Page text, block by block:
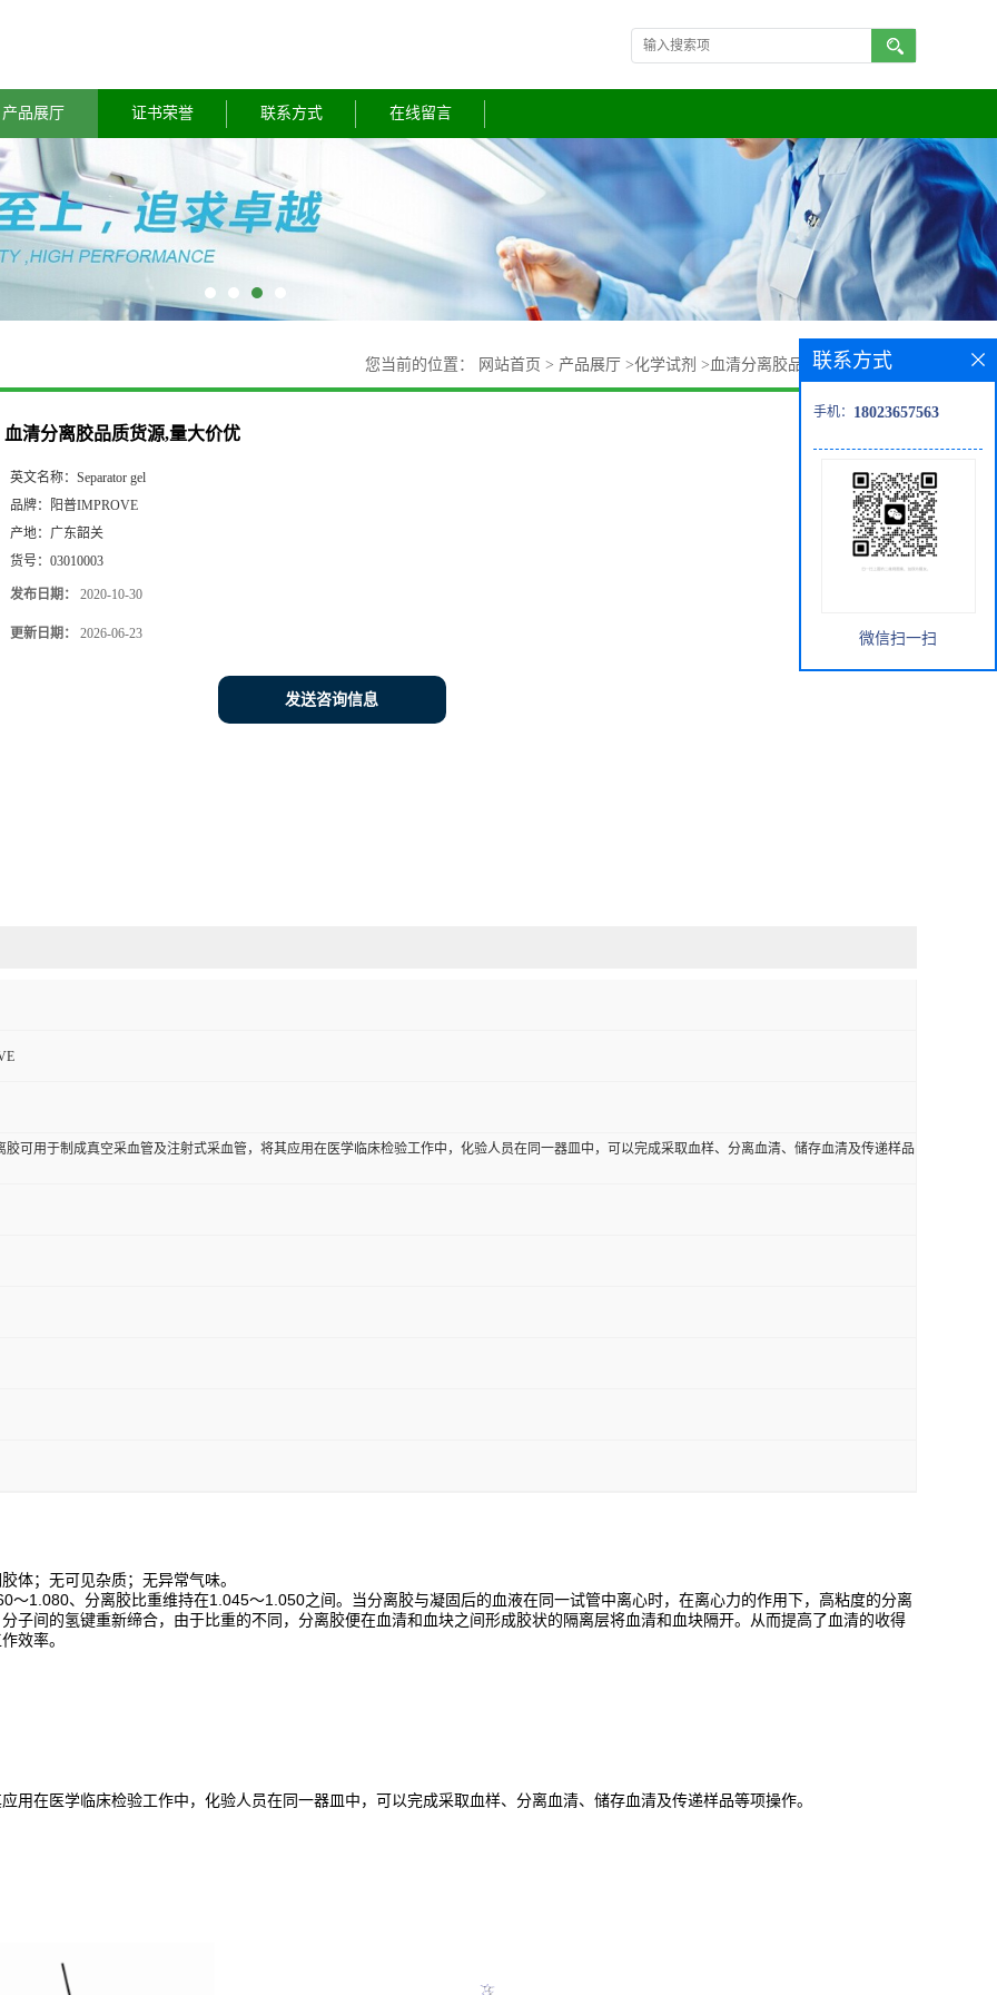
产品展厅 证书荣誉 联系方式 在线留言
您当前的位置： 网站首页 > 产品展厅 >化学试剂 > 血清分离胶品质货源,量大价优
血清分离胶品质货源,量大价优
英文名称： Separator gel
品牌：
阳普IMPROVE
产地： 广东韶关
货号： 03010003
发布日期： 2020-10-30
更新日期： 2026-06-23
发送咨询信息
胶可用于制成真空采血管及注射式采血管，将其应用在医学临床检验工作中，化验人员在同一器皿中，可以完成采取血样、分离血清、储存血清及传递样品
体；无可见杂质；无异常气味。
1.080、分离胶比重维持在1.045～1.050之间。当分离胶与凝固后的血液在同一试管中离心时，在离心力的作用下，高粘度的分离
子间的氢键重新缔合，由于比重的不同，分离胶便在血清和血块之间形成胶状的隔离层将血清和血块隔开。从而提高了血清的收得
效率。
用在医学临床检验工作中，化验人员在同一器皿中，可以完成采取血样、分离血清、储存血清及传递样品等项操作。
联系方式
手机： 18023657563
微信扫一扫